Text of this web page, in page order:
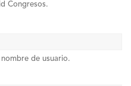
Congresos.
de usuario.